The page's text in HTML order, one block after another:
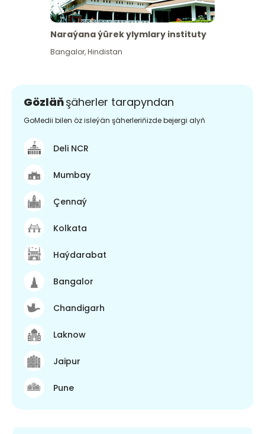
Naraýana ýürek ylymlary instituty
Bangalor,Hindistan
Gözläňşäherler tarapyndan
GoMedii bilen öz isleýän şäherleriňizde bejergi alyň
Deli NCR
Mumbay
Çennaý
Kolkata
Haýdarabat
Bangalor
Chandigarh
Laknow
Jaipur
Pune